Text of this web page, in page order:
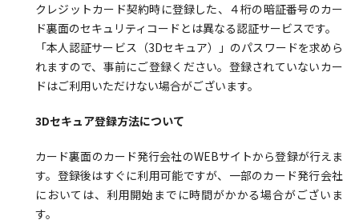
クレジットカード契約時に登録した、４桁の暗証番号のカー
ド裏面のセキュリティコードとは異なる認証サービスです。
「本人認証サービス（3Dセキュア）」のパスワードを求めら
れますので、事前にご登録ください。登録されていないカー
ドはご利用いただけない場合がございます。
3Dセキュア登録方法について
カード裏面のカード発行会社のWEBサイトから登録が行えま
す。登録後はすぐに利用可能ですが、一部のカード発行会社
においては、利用開始までに時間がかかる場合がございま
す。